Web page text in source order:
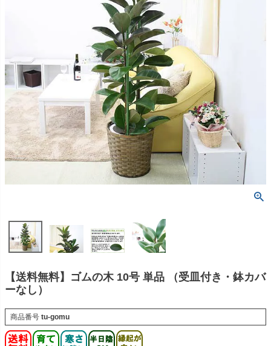
【送料無料】ゴムの木 10号 単品 （受皿付き・鉢カバ
ーなし）
商品番号 tu-gomu